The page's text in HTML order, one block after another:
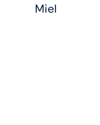
Miel